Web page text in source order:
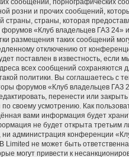
сообщений, порнографических
розни и прочих сообщений,
страны, страны, которая
форумов «Клуб владельцев ГАЗ 24»
размещения таких сообщений
отключению от
поставлен в известность, если
всех сообщений сохраняются
политики. Вы соглашаетесь с
форумов «Клуб владельцев ГАЗ
перенести или
своему усмотрению. Как
вами информация будет
не будет открыта третьим
администрация конференции
Limited не может быть
могут привести к